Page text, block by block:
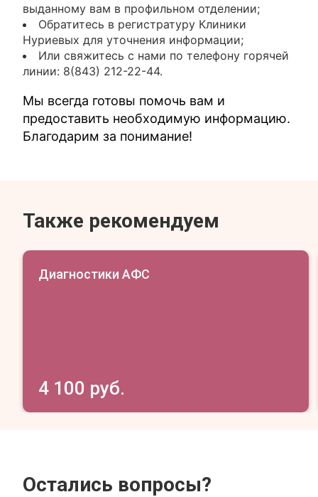
выданному вам в профильном отделении;
Обратитесь в регистратуру Клиники
Нуриевых для уточнения информации;
Или свяжитесь с нами по телефону горячей
линии: 8(843) 212-22-44.
Мы всегда готовы помочь вам и
предоставить необходимую информацию.
Благодарим за понимание!
Также рекомендуем
Диагностики АФС
4 100 руб.
Остались вопросы?